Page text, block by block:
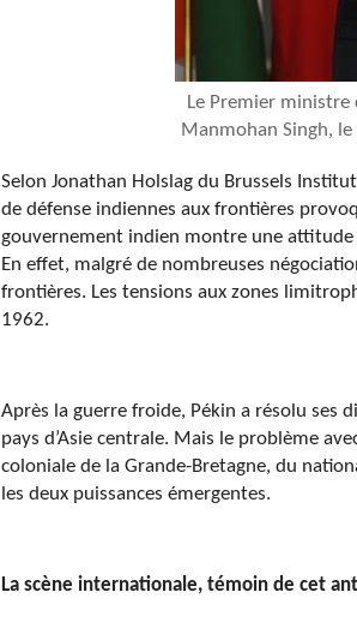
Le Premier
Manmohan Singh,
Selon Jonathan Holslag du Brussels
de défense indiennes aux frontières
gouvernement indien montre une attitude
En effet, malgré de nombreuses
frontières. Les tensions aux zones
1962.
Après la guerre froide, Pékin a résolu ses
pays d’Asie centrale. Mais le problème
coloniale de la Grande-Bretagne, du
les deux puissances émergentes.
La scène internationale, témoin de cet